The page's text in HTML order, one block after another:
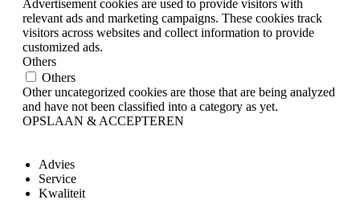
Advertisement cookies are used to provide visitors with
relevant ads and marketing campaigns. These cookies track
visitors across websites and collect information to provide
customized ads.
Others
Others
Other uncategorized cookies are those that are being analyzed
and have not been classified into a category as yet.
OPSLAAN & ACCEPTEREN
Advies
Service
Kwaliteit